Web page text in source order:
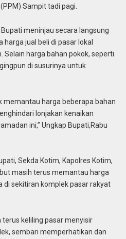
Sampit tadi pagi.
meninjau secara langsung
jual beli di pasar lokal
Selain harga bahan pokok, seperti
di susurinya untuk
memantau harga beberapa bahan
lonjakan kenaikan
ini,” Ungkap Bupati,Rabu
Sekda Kotim, Kapolres Kotim,
masih terus memantau harga
di sekitiran komplek pasar rakyat
keliling pasar menyisir
sembari memperhatikan dan